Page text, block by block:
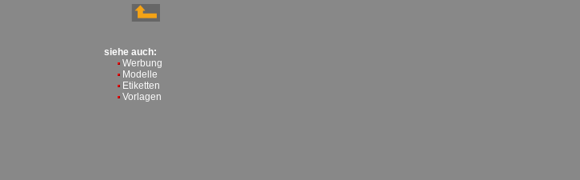
siehe auch:
Werbung
Modelle
Etiketten
Vorlagen